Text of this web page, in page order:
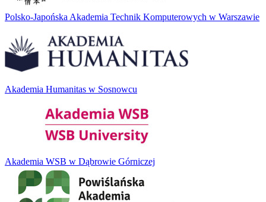
Polsko-Japońska Akademia Technik Komputerowych w Warszawie
Akademia Humanitas w Sosnowcu
Akademia WSB w Dąbrowie Górniczej